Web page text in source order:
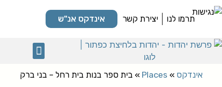
תרמו לנו יצירת קשר אינדקס אנ"ש
אינדקס »
Places
» בית ספר בנות בית רחל – בני ברק